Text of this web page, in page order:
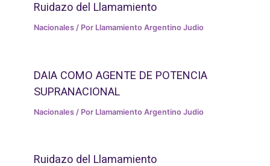
Ruidazo del Llamamiento
Nacionales / Por Llamamiento Argentino Judio
DAIA COMO AGENTE DE POTENCIA
SUPRANACIONAL
Nacionales / Por Llamamiento Argentino Judio
Ruidazo del Llamamiento